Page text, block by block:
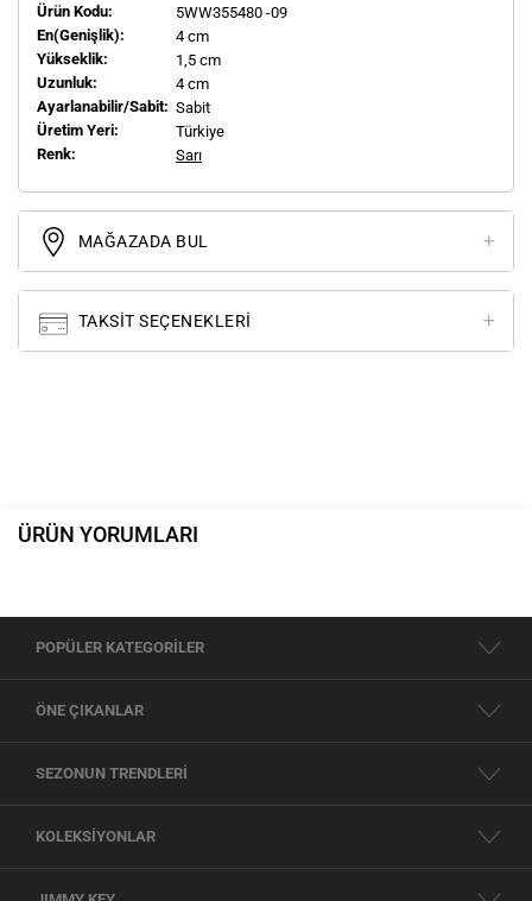
Ürün Kodu:
5WW355480 -09
En(genişlik):
4 cm
Yükseklik:
1,5 cm
Uzunluk:
4 cm
Ayarlanabilir/Sabit: Sabit
Üretim Yeri:
Türkiye
Renk:
Sarı
MAĞAZADA BUL
TAKSIT SEÇENEKLERI
ÜRÜN YORUMLARI
POPÜLER KATEGORİLER
ÖNE ÇIKANLAR
SEZONUN TRENDLERİ
KOLEKSİYONLAR